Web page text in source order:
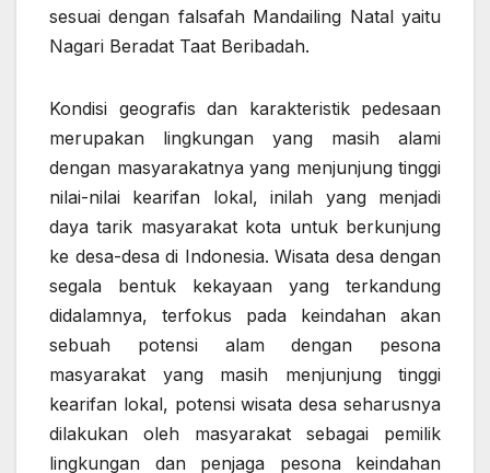
sesuai dengan falsafah Mandailing Natal yaitu
Nagari Beradat Taat Beribadah.
Kondisi geografis dan karakteristik pedesaan
merupakan lingkungan yang masih alami
dengan masyarakatnya yang menjunjung tinggi
nilai-nilai kearifan lokal, inilah yang menjadi
daya tarik masyarakat kota untuk berkunjung
ke desa-desa di Indonesia. Wisata desa dengan
segala bentuk kekayaan yang terkandung
didalamnya, terfokus pada keindahan akan
sebuah potensi alam dengan pesona
masyarakat yang masih menjunjung tinggi
kearifan lokal, potensi wisata desa seharusnya
dilakukan oleh masyarakat sebagai pemilik
lingkungan dan penjaga pesona keindahan